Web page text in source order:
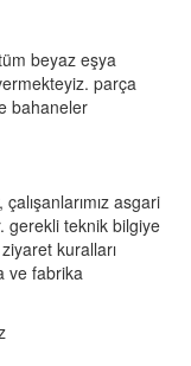
beyaz eşya
parça
bahaneler
asgari
gerekli teknik bilgiye
kuralları
ve fabrika